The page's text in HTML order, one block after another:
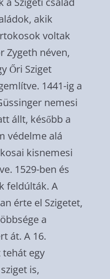
akik
voltak
Zygeth néven,
Őri Sziget
1441-ig a
nemesi
állt, később a
védelme alá
kisnemesi
1529-ben és
feldúlták. A
érte el Szigetet,
a
át. A 16.
tehát egy
is,